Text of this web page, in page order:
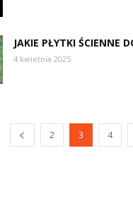
JAKIE PŁYTKI ŚCIENNE
4 kwietnia 2025
2 3 4